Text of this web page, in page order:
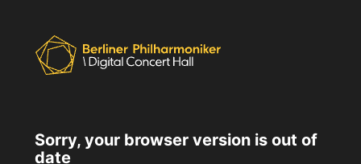
Sorry, your browser version is out of
date